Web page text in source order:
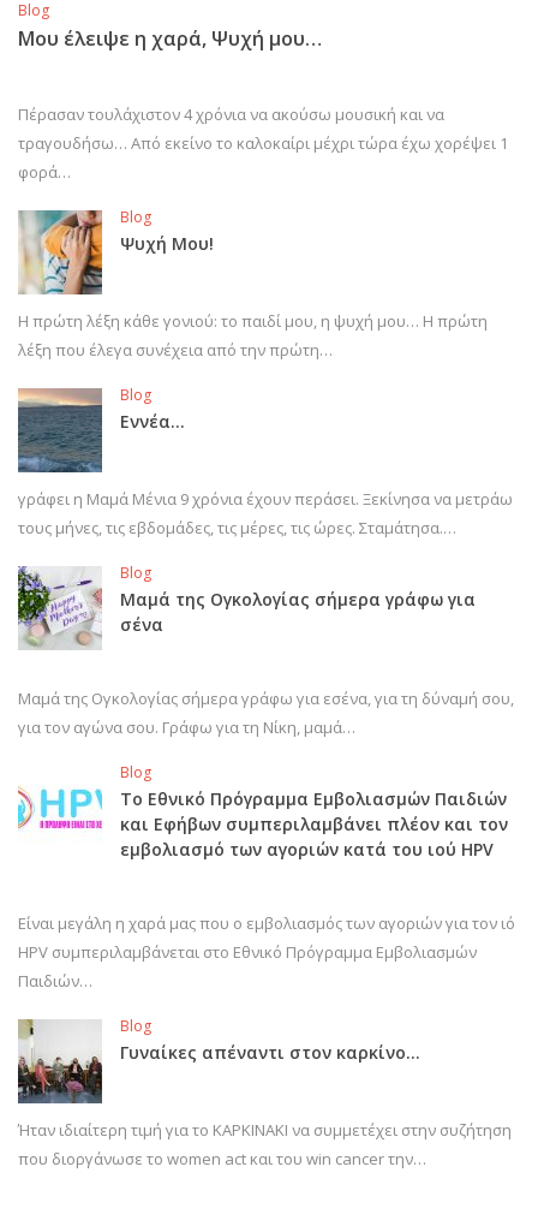
Blog
Μου έλειψε η χαρά, Ψυχή μου…
Πέρασαν τουλάχιστον 4 χρόνια να ακούσω μουσική και να
τραγουδήσω… Από εκείνο το καλοκαίρι μέχρι τώρα έχω χορέψει 1
φορά…
Blog
Ψυχή Μου!
Η πρώτη λέξη κάθε γονιού: το παιδί μου, η ψυχή μου… Η πρώτη
λέξη που έλεγα συνέχεια από την πρώτη…
Blog
Εννέα…
γράφει η Μαμά Μένια 9 χρόνια έχουν περάσει. Ξεκίνησα να μετράω
τους μήνες, τις εβδομάδες, τις μέρες, τις ώρες. Σταμάτησα.…
Blog
Μαμά της Ογκολογίας σήμερα γράφω για
σένα
Μαμά της Ογκολογίας σήμερα γράφω για εσένα, για τη δύναμή σου,
για τον αγώνα σου. Γράφω για τη Νίκη, μαμά…
Blog
Το Εθνικό Πρόγραμμα Εμβολιασμών Παιδιών
και Εφήβων συμπεριλαμβάνει πλέον και τον
εμβολιασμό των αγοριών κατά του ιού HPV
Είναι μεγάλη η χαρά μας που ο εμβολιασμός των αγοριών για τον ιό
HPV συμπεριλαμβάνεται στο Εθνικό Πρόγραμμα Εμβολιασμών
Παιδιών…
Blog
Γυναίκες απέναντι στον καρκίνο…
Ήταν ιδιαίτερη τιμή για το ΚΑΡΚΙΝΑΚΙ να συμμετέχει στην συζήτηση
που διοργάνωσε το women act και του win cancer την…